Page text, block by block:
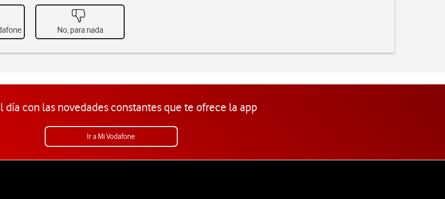
No, para nada
día con las novedades constantes que te ofrece la app
Ir a Mi Vodafone